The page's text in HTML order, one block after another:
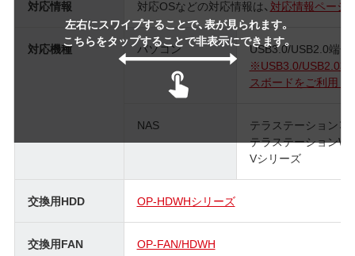
左右にスワイプすることで、表が見られます。
こちらをタップすることで非表示にできます。
対応情報 対応OSなどの対応情報は、 対応情報ページ
対応機種 パソコン
USB3.0/USB2.0端子
※USB3.0/USB2.0非
スボードをご利用く
NAS
テラステーション：
テラステーション
Vシリーズ
交換用HDD OP-HDWHシリーズ
交換用FAN OP-FAN/HDWH